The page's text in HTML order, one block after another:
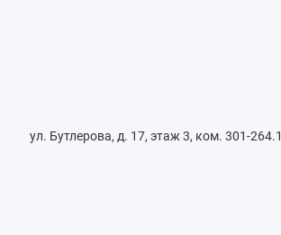
ул. Бутлерова, д. 17, этаж 3, ком. 301-264.1